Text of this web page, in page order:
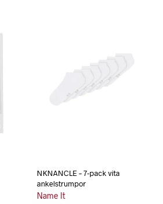
produktsidan
NKNANCLE – 7-pack vita
ankelstrumpor
Name It